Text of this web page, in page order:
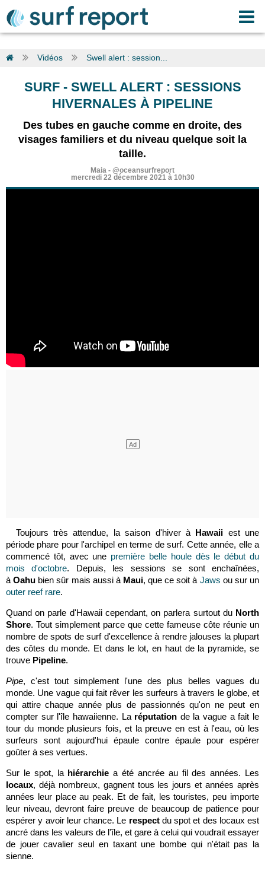
Vidéos Swell alert : session...
SURF- SWELL ALERT : SESSIONS
HIVERNALES À PIPELINE
Des tubes en gauche comme en droite, des
visages familiers et du niveau quelque soit la
taille.
Maia - @oceansurfreport
mercredi 22 décembre 2021 à 10h30
Toujours très attendue, la saison d'hiver à Hawaii est une
période phare pour l'archipel en terme de surf. Cette année, elle a
commencé tôt, avec une première belle houle dès le début du
mois d'octobre. Depuis, les sessions se sont enchaînées,
àOahu bien sûr mais aussi à Maui, que ce soit à Jaws ou sur un
outer reef rare.
Quand on parle d'Hawaii cependant, on parlera surtout du North
Shore. Tout simplement parce que cette fameuse côte réunie un
nombre de spots de surf d'excellence à rendre jalouses la plupart
des côtes du monde. Et dans le lot, en haut de la pyramide, se
trouve Pipeline.
Pipe, c'est tout simplement l'une des plus belles vagues du
monde. Une vague qui fait rêver les surfeurs à travers le globe, et
qui attire chaque année plus de passionnés qu'on ne peut en
compter sur l'île hawaiienne. La réputation de la vague a fait le
tour du monde plusieurs fois, et la preuve en est à l'eau, où les
surfeurs sont aujourd'hui épaule contre épaule pour espérer
goûter à ses vertues.
Sur le spot, la hiérarchie a été ancrée au fil des années. Les
locaux, déjà nombreux, gagnent tous les jours et années après
années leur place au peak. Et de fait, les touristes, peu importe
leur niveau, devront faire preuve de beaucoup de patience pour
espérer y avoir leur chance. Le respectdu spot et des locaux est
ancré dans les valeurs de l'île, et gare à celui qui voudrait essayer
de jouer cavalier seul en taxant une bombe qui n'était pas la
sienne.